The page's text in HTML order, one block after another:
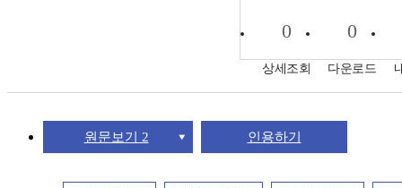
0
상세조회
0
다운로드
원문보기 2 인용하기